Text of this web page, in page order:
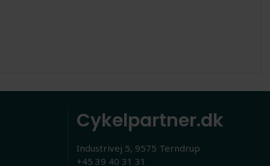
Cykelpartner.dk
Industrivej 5, 9575 Terndrup
+45 39 40 31 31